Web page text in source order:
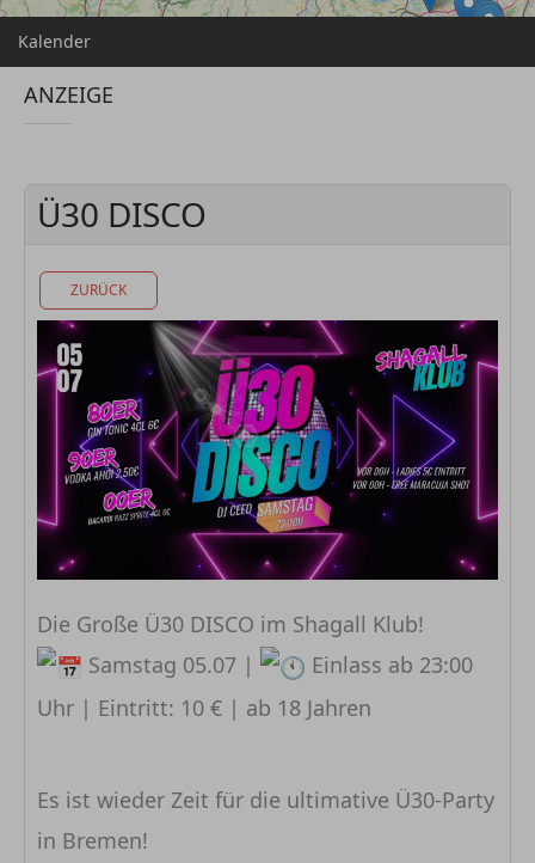
Kalender
ANZEIGE
Ü30 DISCO
ZURÜCK
Die Große Ü30 DISCO im Shagall Klub!
Samstag 05.07 |
Einlass ab 23:00
Uhr | Eintritt: 10 € | ab 18 Jahren
Es ist wieder Zeit für die ultimative Ü30-Party
in Bremen!